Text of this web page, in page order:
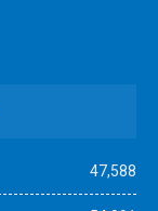
47,588